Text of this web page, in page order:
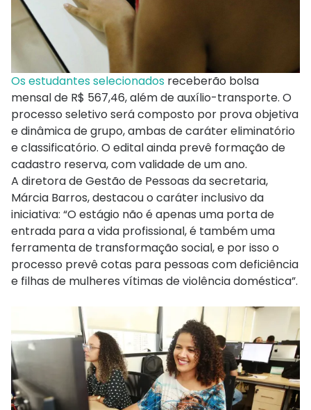
Os estudantes selecionados receberão bolsa
mensal de R$ 567,46, além de auxílio-transporte. O
processo seletivo será composto por prova objetiva
e dinâmica de grupo, ambas de caráter eliminatório
e classificatório. O edital ainda prevê formação de
cadastro reserva, com validade de um ano.
A diretora de Gestão de Pessoas da secretaria,
Márcia Barros, destacou o caráter inclusivo da
iniciativa: “O estágio não é apenas uma porta de
entrada para a vida profissional, é também uma
ferramenta de transformação social, e por isso o
processo prevê cotas para pessoas com deficiência
e filhas de mulheres vítimas de violência doméstica”.